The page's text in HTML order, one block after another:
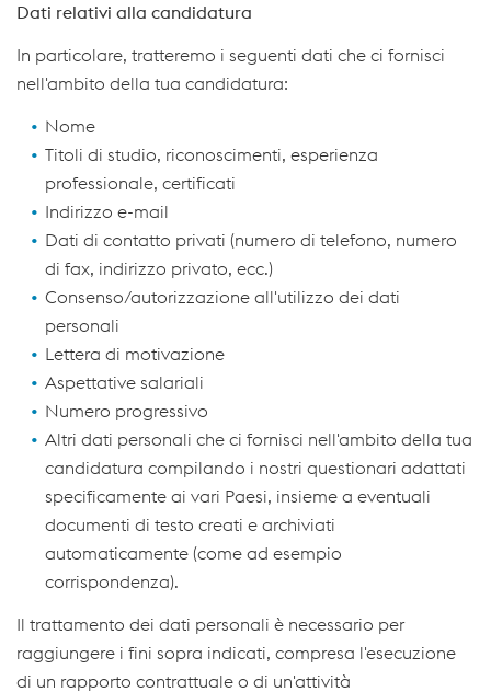
Dati relativi alla candidatura
In particolare, tratteremo i seguenti dati che ci fornisci
nell'ambito della tua candidatura:
Nome
Titoli di studio, riconoscimenti, esperienza
professionale, certificati
Indirizzo e-mail
Dati di contatto privati (numero di telefono, numero
di fax, indirizzo privato, ecc.)
Consenso/autorizzazione all'utilizzo dei dati
personali
Lettera di motivazione
Aspettative salariali
Numero progressivo
Altri dati personali che ci fornisci nell'ambito della tua
candidatura compilando i nostri questionari adattati
specificamente ai vari Paesi, insieme a eventuali
documenti di testo creati e archiviati
automaticamente (come ad esempio
corrispondenza).
Il trattamento dei dati personali è necessario per
raggiungere i fini sopra indicati, compresa l'esecuzione
di un rapporto contrattuale o di un'attività